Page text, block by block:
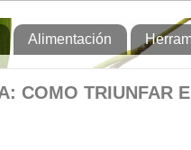
Alimentación
COMO TRIUNFAR